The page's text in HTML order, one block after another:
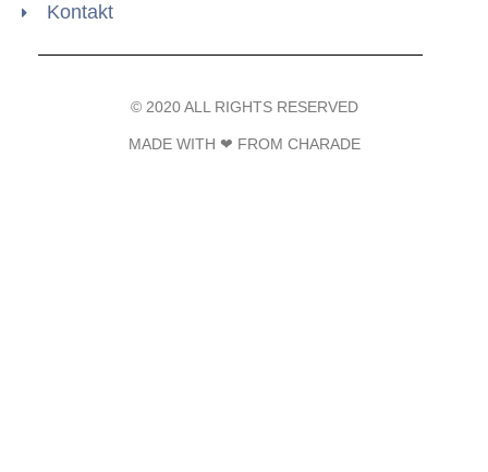
Kontakt
© 2020 ALL RIGHTS RESERVED​
MADE WITH ❤ FROM CHARADE